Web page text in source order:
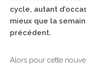
cycle, autant
mieux que la
précédent.
Alors pour cette